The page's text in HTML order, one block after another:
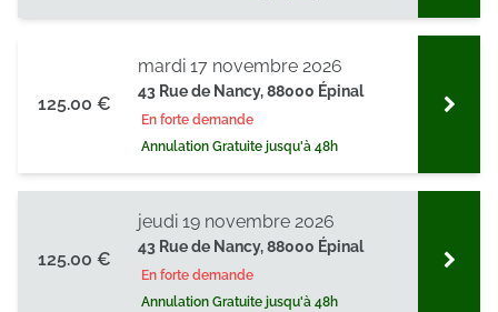
125.00 €
43 Rue de Nancy, 88000 Épinal
En forte demande
Annulation Gratuite jusqu'à 48h
mardi 17 novembre 2026
125.00 €
43 Rue de Nancy, 88000 Épinal
En forte demande
Annulation Gratuite jusqu'à 48h
jeudi 19 novembre 2026